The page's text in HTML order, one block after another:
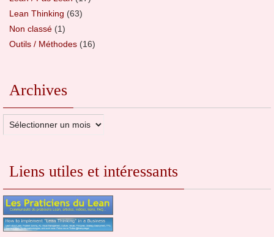
Lean Thinking (63)
Non classé (1)
Outils / Méthodes (16)
Archives
Liens utiles et intéressants